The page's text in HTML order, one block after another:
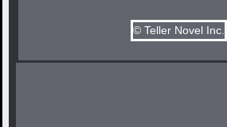
© Teller Novel Inc.